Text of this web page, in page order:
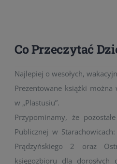
Co Przeczytać
Najlepiej o wesołych,
Prezentowane książki można
w „Plastusiu”.
Przypominamy, że
Publicznej w
Prądzyńskiego 2 oraz
księgozbioru dla dorosłych